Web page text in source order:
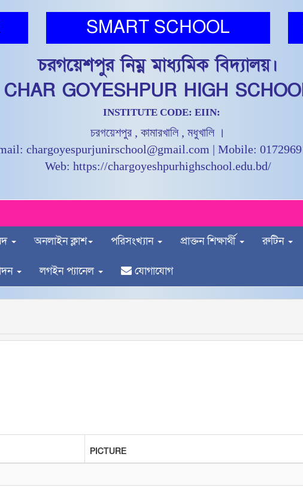
SMART SCHOOL
চরগয়েশপুর নিম্ন মাধ্যমিক বিদ্যালয়।
CHAR GOYESHPUR HIGH
INSTITUTE CODE: EIIN:
চরগয়েশপুর , কামারখালি , মধুখালি ।
chargoyespurjunirschool@gmail.com | Mobile:
Web: https://chargoyeshpurhighschool.edu.bd/
অনলাইন ক্লাশ পরিসংখ্যান প্রাক্তন শিক্ষার্থী রুটিন
লগইন প্যানেল যোগাযোগ
PICTURE